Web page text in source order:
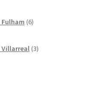
6izdelkov
Villarreal 3izdelki